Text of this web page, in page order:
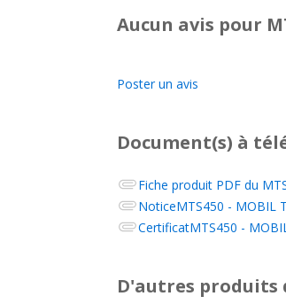
Aucun avis pour
Poster un avis
Document(s) à
Fiche produit PDF du
NoticeMTS450 - MOBIL
CertificatMTS450 -
D'autres produits